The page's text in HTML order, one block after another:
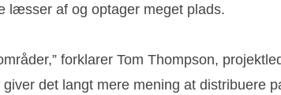
læsser af og optager meget plads.
forklarer Tom Thompson,
det langt mere mening at distribuere